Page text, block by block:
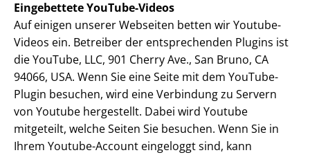
Eingebettete YouTube-Videos
Auf einigen unserer Webseiten betten wir Youtube-
Videos ein. Betreiber der entsprechenden Plugins ist
die YouTube, LLC, 901 Cherry Ave., San Bruno, CA
94066, USA. Wenn Sie eine Seite mit dem YouTube-
Plugin besuchen, wird eine Verbindung zu Servern
von Youtube hergestellt. Dabei wird Youtube
mitgeteilt, welche Seiten Sie besuchen. Wenn Sie in
Ihrem Youtube-Account eingeloggt sind, kann